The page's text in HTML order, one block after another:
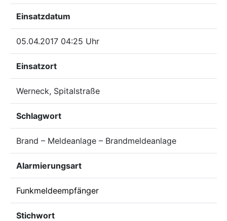
Einsatzdatum
05.04.2017 04:25 Uhr
Einsatzort
Werneck, Spitalstraße
Schlagwort
Brand – Meldeanlage – Brandmeldeanlage
Alarmierungsart
Funkmeldeempfänger
Stichwort